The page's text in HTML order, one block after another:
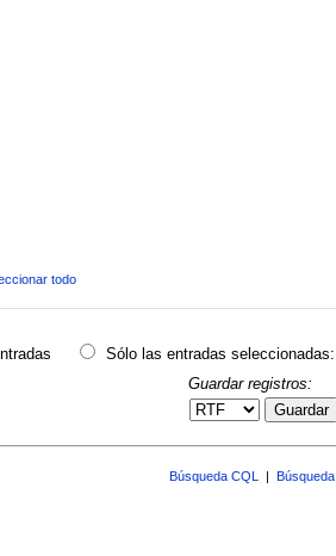
todo
Sólo las entradas seleccionadas:
Guardar registros:
Guardar
Búsqueda CQL